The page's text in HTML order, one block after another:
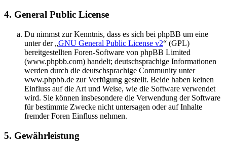
4. General Public License
Du nimmst zur Kenntnis, dass es sich bei phpBB um eine
unter der „GNU General Public License v2“ (GPL)
bereitgestellten Foren-Software von phpBB Limited
(www.phpbb.com) handelt; deutschsprachige Informationen
werden durch die deutschsprachige Community unter
www.phpbb.de zur Verfügung gestellt. Beide haben keinen
Einfluss auf die Art und Weise, wie die Software verwendet
wird. Sie können insbesondere die Verwendung der Software
für bestimmte Zwecke nicht untersagen oder auf Inhalte
fremder Foren Einfluss nehmen.
5. Gewährleistung